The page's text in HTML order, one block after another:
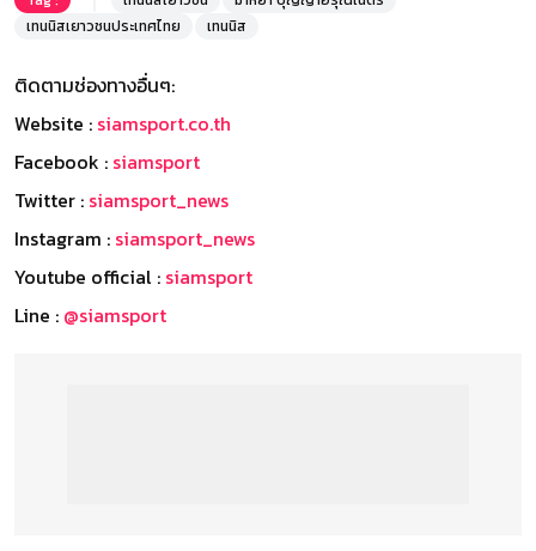
เทนนิสเยาวชนประเทศไทย
เทนนิส
ติดตามช่องทางอื่นๆ:
Website : siamsport.co.th
Facebook : siamsport
Twitter : siamsport_news
Instagram : siamsport_news
Youtube official : siamsport
Line : @siamsport